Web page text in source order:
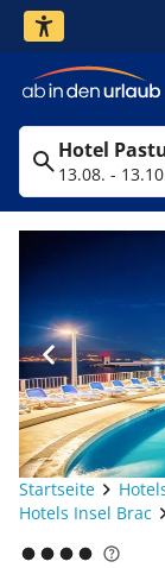
Hotel
13.08. -
Startseite
Hotels Insel Brac